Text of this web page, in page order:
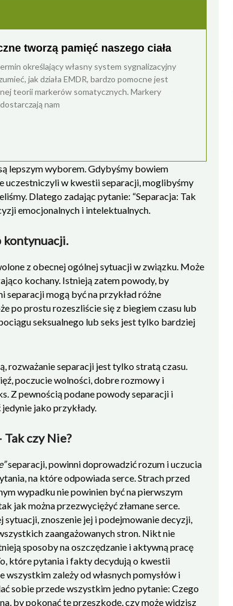
tworzą pamięć naszego ciała
określający własny system sygnalizacyjny
jak działa EMDR, bardzo pomocne jest
teorii markerów somatycznych. Markery
nam
lepszym wyborem. Gdybyśmy bowiem
uczestniczyli w kwestii separacji, moglibyśmy
Dlatego zadając pytanie: “Separacja: Tak
emocjonalnych i intelektualnych.
kontynuacji.
z obecnej ogólnej sytuacji w związku. Może
kochany. Istnieją zatem powody, by
mogą być na przykład różne
po prostu rozeszliście się z biegiem czasu lub
seksualnego lub seks jest tylko bardziej
rozważanie separacji jest tylko stratą czasu.
poczucie wolności, dobre rozmowy i
Z pewnością podane powody separacji i
jako przykłady.
Tak czy Nie?
separacji, powinni doprowadzić rozum i uczucia
na które odpowiada serce. Strach przed
wypadku nie powinien być na pierwszym
jak można przezwyciężyć złamane serce.
znoszenie jej i podejmowanie decyzji,
zaangażowanych stron. Nikt nie
sposoby na oszczędzanie i aktywną pracę
które pytania i fakty decydują o kwestii
zależy od własnych pomysłów i
sobie przede wszystkim jedno pytanie: Czego
by pokonać tę przeszkodę, czy może widzisz